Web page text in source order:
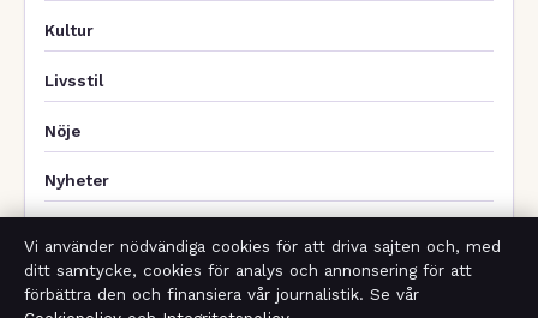
Kultur
Livsstil
Nöje
Nyheter
Spel
Vi använder nödvändiga cookies för att driva sajten och, med
ditt samtycke, cookies för analys och annonsering för att
förbättra den och finansiera vår journalistik. Se vår